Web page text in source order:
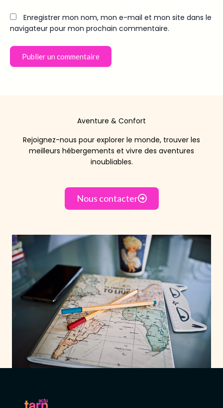
Enregistrer mon nom, mon e-mail et mon site dans le
navigateur pour mon prochain commentaire.
Aventure & Confort
Rejoignez-nous pour explorer le monde, trouver les
meilleurs hébergements et vivre des aventures
inoubliables.
Nous contacter